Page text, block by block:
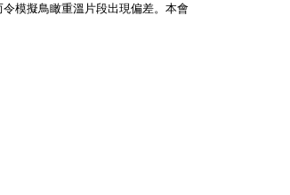
模擬鳥瞰重溫片段出現偏差。本會